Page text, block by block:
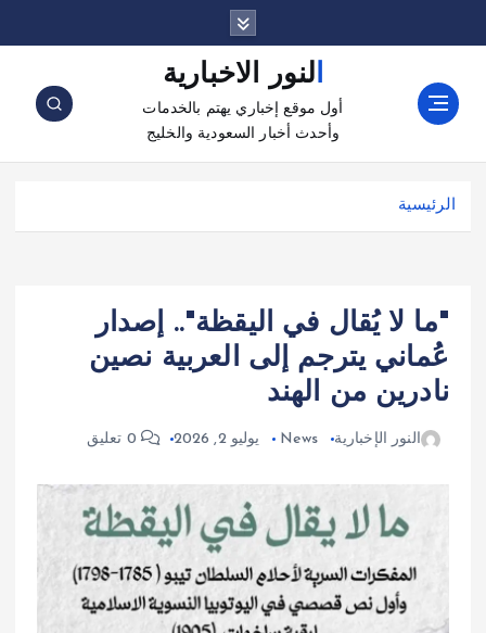
ز
النور الاخبارية
أول موقع إخباري يهتم بالخدمات
وأحدث أخبار السعودية والخليج
الرئيسية
"ما لا يُقال في اليقظة".. إصدار
عُماني يترجم إلى العربية نصين
نادرين من الهند
النور الإخبارية News يوليو 2, 2026 0 تعليق